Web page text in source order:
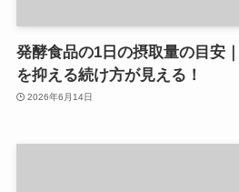
発酵食品の1日の摂取量の目安
を抑える続け方が見える！
2026年6月14日